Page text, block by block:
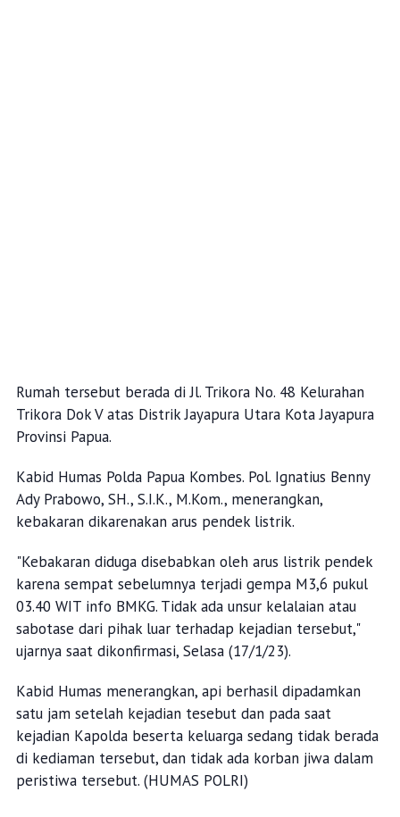
Rumah tersebut berada di Jl. Trikora No. 48 Kelurahan
Trikora Dok V atas Distrik Jayapura Utara Kota Jayapura
Provinsi Papua.
Kabid Humas Polda Papua Kombes. Pol. Ignatius Benny
Ady Prabowo, SH., S.I.K., M.Kom., menerangkan,
kebakaran dikarenakan arus pendek listrik.
"Kebakaran diduga disebabkan oleh arus listrik pendek
karena sempat sebelumnya terjadi gempa M3,6 pukul
03.40 WIT info BMKG. Tidak ada unsur kelalaian atau
sabotase dari pihak luar terhadap kejadian tersebut,"
ujarnya saat dikonfirmasi, Selasa (17/1/23).
Kabid Humas menerangkan, api berhasil dipadamkan
satu jam setelah kejadian tesebut dan pada saat
kejadian Kapolda beserta keluarga sedang tidak berada
di kediaman tersebut, dan tidak ada korban jiwa dalam
peristiwa tersebut. (HUMAS POLRI)